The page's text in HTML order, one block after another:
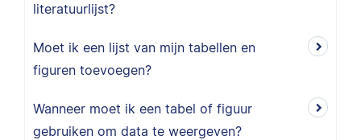
literatuurlijst?
Moet ik een lijst van mijn tabellen en
figuren toevoegen?
Wanneer moet ik een tabel of figuur
gebruiken om data te weergeven?